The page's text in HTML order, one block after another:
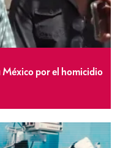
por el homicidio